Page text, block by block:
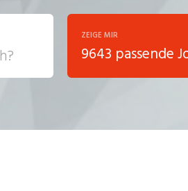
ZEIGE MIR
9643 passende